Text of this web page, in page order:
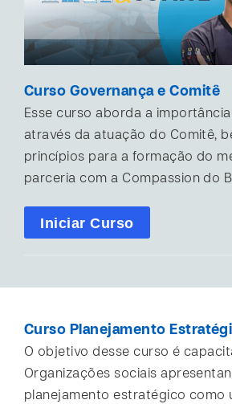
Curso Governança e Comitê
Esse curso aborda a
através da atuação do Comitê,
princípios para a formação do
parceria com a Compassion do
Iniciar Curso
Curso Planejamento
O objetivo desse curso é
Organizações sociais
planejamento estratégico como